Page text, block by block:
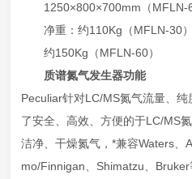
1250×800×700mm（MFLN-
净重：约110Kg（MFLN-30）
约150Kg（MFLN-60）
质谱氮气发生器功能
Peculiar针对LC/MS氮气流量、
了安全、高效、方便的于LC/MS
洁净、干燥氮气，*兼容Waters、
mo/Finnigan、Shimatzu、